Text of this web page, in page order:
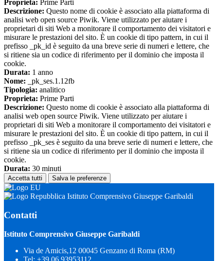
Proprieta: Prime Parti
Descrizione: Questo nome di cookie è associato alla piattaforma di
analisi web open source Piwik. Viene utilizzato per aiutare i
proprietari di siti Web a monitorare il comportamento dei visitatori e
misurare le prestazioni del sito. È un cookie di tipo pattern, in cui il
prefisso _pk_id è seguito da una breve serie di numeri e lettere, che
si ritiene sia un codice di riferimento per il dominio che imposta il
cookie.
Durata: 1 anno
Nome: _pk_ses.1.12fb
Tipologia: analitico
Proprieta: Prime Parti
Descrizione: Questo nome di cookie è associato alla piattaforma di
analisi web open source Piwik. Viene utilizzato per aiutare i
proprietari di siti Web a monitorare il comportamento dei visitatori e
misurare le prestazioni del sito. È un cookie di tipo pattern, in cui il
prefisso _pk_ses è seguito da una breve serie di numeri e lettere, che
si ritiene sia un codice di riferimento per il dominio che imposta il
cookie.
Durata: 30 minuti
Accetta tutti Salva le preferenze
Istituto Comprensivo Giuseppe Garibaldi
Contatti
Istituto Comprensivo Giuseppe Garibaldi
Via de Amicis,12 00045 Genzano di Roma (RM)
Tel: +39 06 93953112